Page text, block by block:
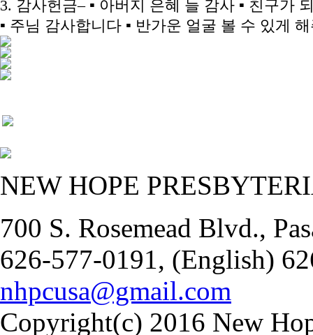
3. 감사헌금– ▪ 아버지 은혜 늘 감사 ▪ 친구가
▪ 주님 감사합니다 ▪ 반가운 얼굴 볼 수 있게
NEW HOPE
700 S. Rosemead Blvd.,
626-577-0191, (English)
nhpcusa@gmail.com
Copyright(c) 2016 New